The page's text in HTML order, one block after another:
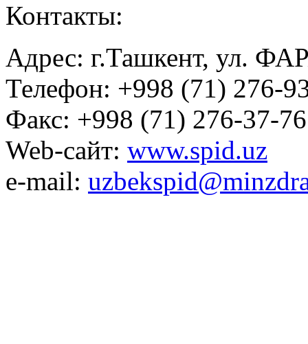
Контакты:
Адрес: г.Ташкент, ул.
Телефон: +998 (71) 276-
Факс: +998 (71) 276-37-76
Web-сайт: www.spid.uz
e-mail: